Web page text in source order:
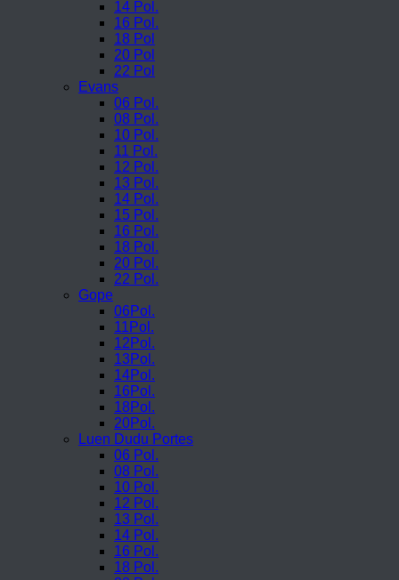
14 Pol.
16 Pol.
18 Pol
20 Pol
22 Pol
Evans
06 Pol.
08 Pol.
10 Pol.
11 Pol.
12 Pol.
13 Pol.
14 Pol.
15 Pol.
16 Pol.
18 Pol.
20 Pol.
22 Pol.
Gope
06Pol.
11Pol.
12Pol.
13Pol.
14Pol.
16Pol.
18Pol.
20Pol.
Luen Dudu Portes
06 Pol.
08 Pol.
10 Pol.
12 Pol.
13 Pol.
14 Pol.
16 Pol.
18 Pol.